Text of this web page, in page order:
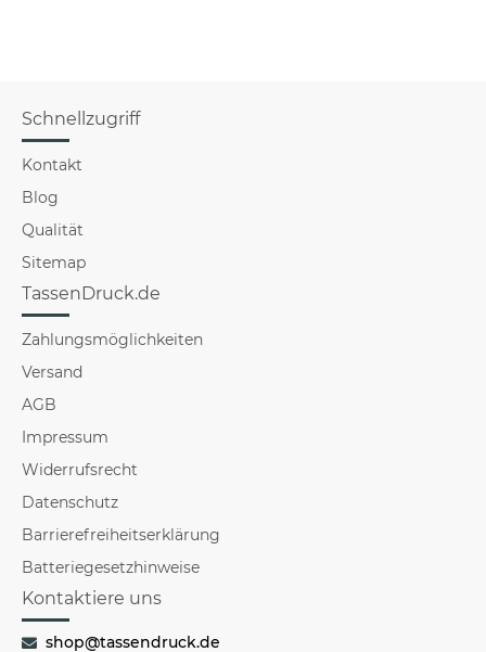
Schnellzugriff
Kontakt
Blog
Qualität
Sitemap
TassenDruck.de
Zahlungsmöglichkeiten
Versand
AGB
Impressum
Widerrufsrecht
Datenschutz
Barrierefreiheitserklärung
Batteriegesetzhinweise
Kontaktiere uns
shop@tassendruck.de